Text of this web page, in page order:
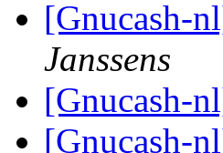
[Gnucash-
Janssens
[Gnucash-
[Gnucash-